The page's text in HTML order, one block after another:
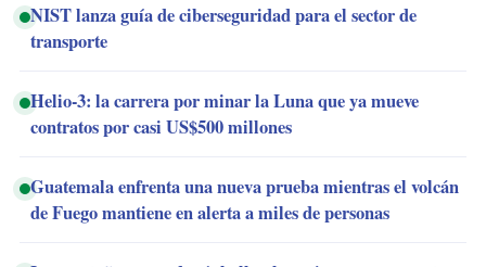
NIST lanza guía de ciberseguridad para el sector de
transporte
Helio-3: la carrera por minar la Luna que ya mueve
contratos por casi US$500 millones
Guatemala enfrenta una nueva prueba mientras el volcán
de Fuego mantiene en alerta a miles de personas